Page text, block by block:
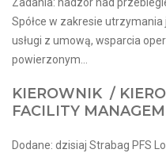
Zadania: nadzór nad
Spółce w zakresie
usługi z umową, wsparcia
powierzonym...
KIEROWNIK /
FACILITY
Dodane: dzisiaj Strabag PFS